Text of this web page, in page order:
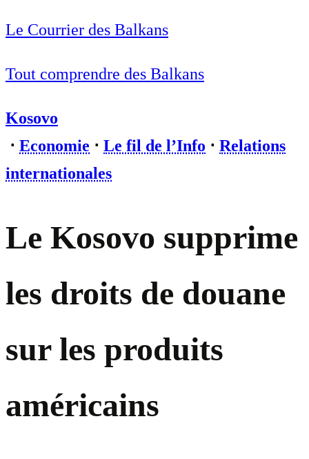
Le Courrier des Balkans
Tout comprendre des Balkans
Kosovo
⋅ Economie ⋅ Le fil de l’Info ⋅ Relations
internationales
Le Kosovo supprime
les droits de douane
sur les produits
américains